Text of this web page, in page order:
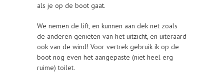
als je op de boot gaat.
We nemen de lift, en kunnen aan dek net zoals
de anderen genieten van het uitzicht, en uiteraard
ook van de wind! Voor vertrek gebruik ik op de
boot nog even het aangepaste (niet heel erg
ruime) toilet.